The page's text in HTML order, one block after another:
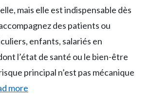
mais elle est indispensable dès
des patients ou
enfants, salariés en
l’état de santé ou le bien-être
principal n’est pas mécanique
more